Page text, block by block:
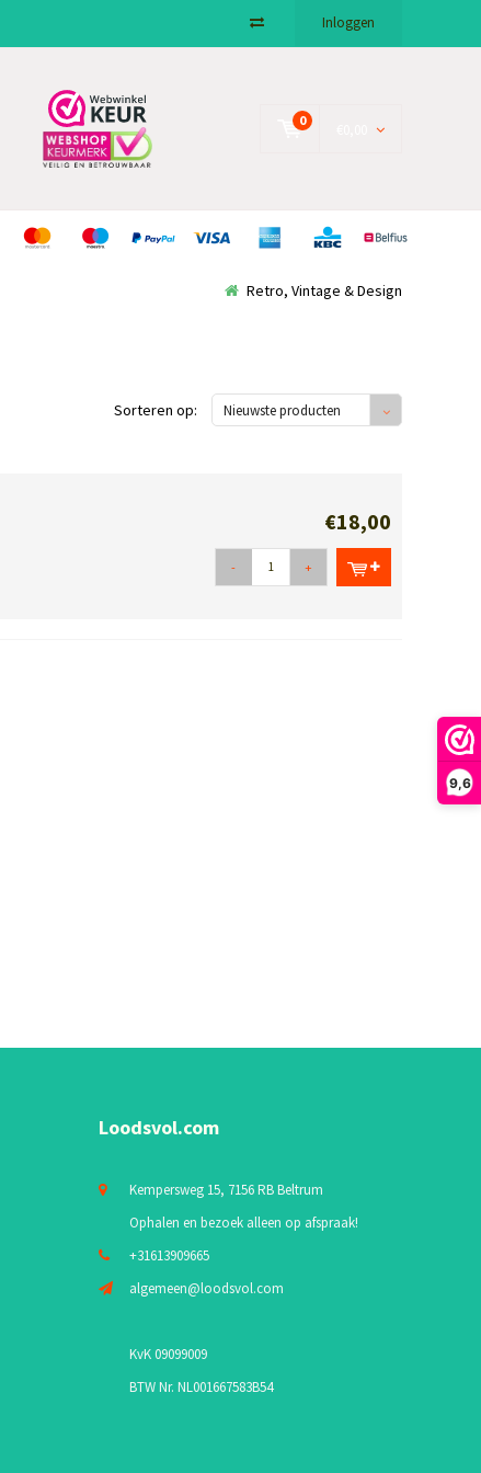
9,6
Inloggen
0
Retro, Vintage & Design
Sorteren op: Nieuwste producten
€18,00
- +
Loodsvol.com
Kempersweg 15, 7156 RB Beltrum
Ophalen en bezoek alleen op afspraak!
+31613909665
algemeen@loodsvol.com
KvK 09099009
BTW Nr. NL001667583B54